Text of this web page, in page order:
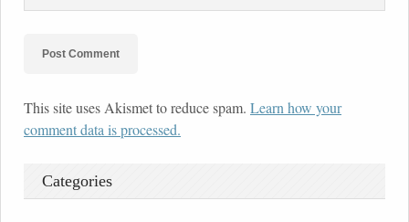
This site uses Akismet to reduce spam. Learn how your
comment data is processed.
Categories